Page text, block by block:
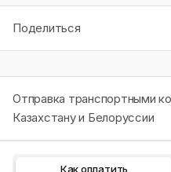
Поделиться
Отправка транспортными
Казахстану и Белоруссии
Как оплатить